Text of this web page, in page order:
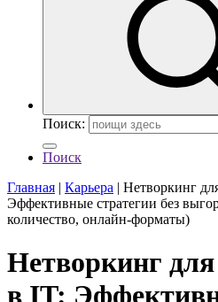
Поиск:
Поиск
Главная | Карьера | Нетворкинг
Эффективные стратегии без
количество, онлайн-форматы)
Нетворкинг
в IT: